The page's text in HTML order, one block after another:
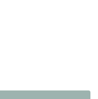
L. 223-7 du
(site web